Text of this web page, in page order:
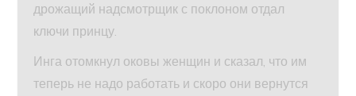
дрожащий надсмотрщик с поклоном отдал
ключи принцу.
Инга отомкнул оковы женщин и сказал, что им
теперь не надо работать и скоро они вернутся